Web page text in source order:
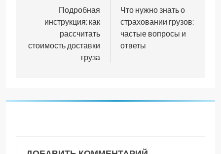
записям
Подробная
инструкция: как
рассчитать
стоимость доставки
груза
Что нужно знать о
страховании грузов:
частые вопросы и
ответы